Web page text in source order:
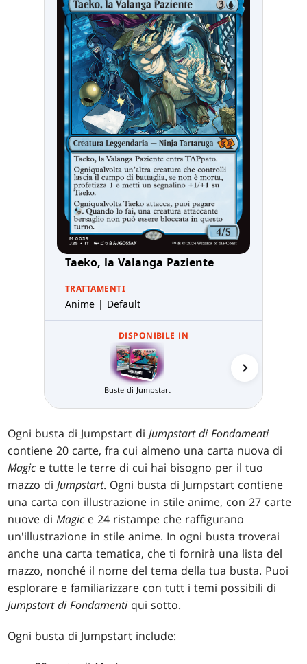
Taeko, la Valanga Paziente
TRATTAMENTI
Anime | Default
DISPONIBILE IN
Buste di Jumpstart
Ogni busta di Jumpstart diJumpstart di Fondamenti
contiene 20 carte, fra cui almeno una carta nuova di
Magic e tutte le terre di cui hai bisogno per il tuo
mazzo diJumpstart. Ogni busta di Jumpstart contiene
una carta con illustrazione in stile anime, con 27 carte
nuove diMagic e 24 ristampe che raffigurano
un'illustrazione in stile anime. In ogni busta troverai
anche una carta tematica, che ti fornirà una lista del
mazzo, nonché il nome del tema della tua busta. Puoi
esplorare e familiarizzare con tutt i temi possibili di
Jumpstart di Fondamenti qui sotto.
Ogni busta di Jumpstart include: